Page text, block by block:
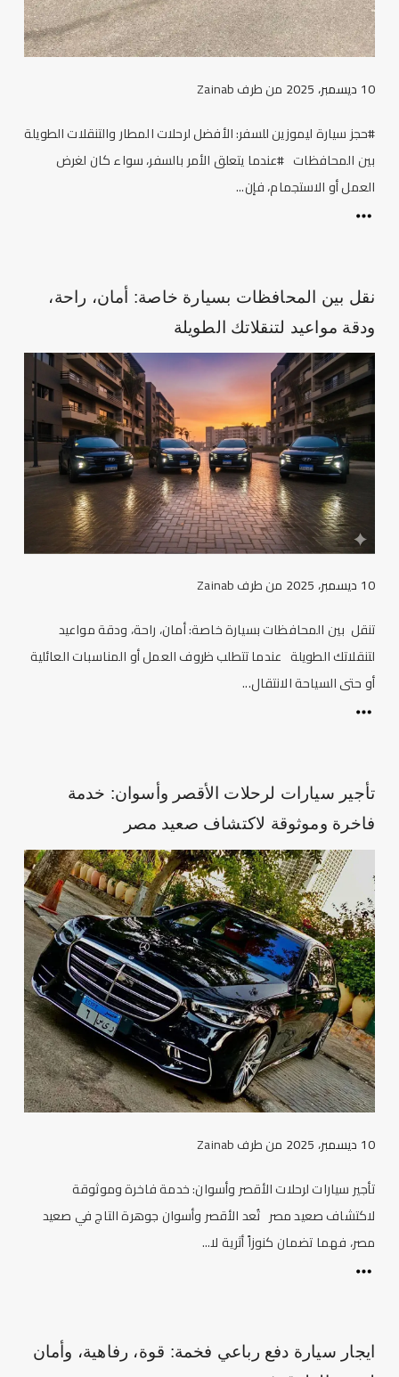
10 ديسمبر، 2025 من طرفZainab
#حجز سيارة ليموزين للسفر: الأفضل لرحلات المطار والتنقلات الطويلة
بين المحافظات #عندما يتعلق الأمر بالسفر، سواء كان لغرض
العمل أو الاستجمام، فإن...
نقل بين المحافظات بسيارة خاصة: أمان، راحة،
ودقة مواعيد لتنقلاتك الطويلة
10 ديسمبر، 2025 من طرفZainab
تنقل بين المحافظات بسيارة خاصة: أمان، راحة، ودقة مواعيد
لتنقلاتك الطويلة عندما تتطلب ظروف العمل أو المناسبات العائلية
أو حتى السياحة الانتقال...
تأجير سيارات لرحلات الأقصر وأسوان: خدمة
فاخرة وموثوقة لاكتشاف صعيد مصر
10 ديسمبر، 2025 من طرفZainab
تأجير سيارات لرحلات الأقصر وأسوان: خدمة فاخرة وموثوقة
لاكتشاف صعيد مصر تُعد الأقصر وأسوان جوهرة التاج في صعيد
مصر، فهما تضمان كنوزاً أثرية لا...
ايجار سيارة دفع رباعي فخمة: قوة، رفاهية، وأمان